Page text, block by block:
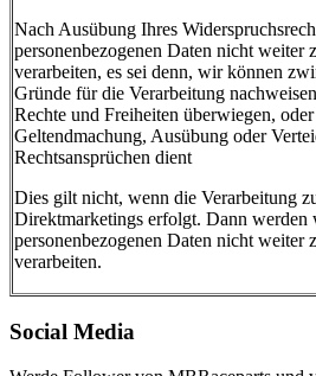
Nach Ausübung Ihres
personenbezogenen Daten nicht weiter
verarbeiten, es sei denn, wir können
Gründe für die Verarbeitung
Rechte und Freiheiten überwiegen,
Geltendmachung, Ausübung oder
Rechtsansprüchen dient
Dies gilt nicht, wenn die Verarbeitung
Direktmarketings erfolgt. Dann werden
personenbezogenen Daten nicht weiter
verarbeiten.
Social Media